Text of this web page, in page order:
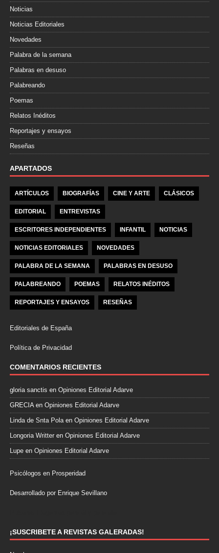
Noticias
Noticias Editoriales
Novedades
Palabra de la semana
Palabras en desuso
Palabreando
Poemas
Relatos Inéditos
Reportajes y ensayos
Reseñas
APARTADOS
ARTÍCULOS BIOGRAFÍAS CINE Y ARTE CLÁSICOS
EDITORIAL ENTREVISTAS
ESCRITORES INDEPENDIENTES INFANTIL NOTICIAS
NOTICIAS EDITORIALES NOVEDADES
PALABRA DE LA SEMANA PALABRAS EN DESUSO
PALABREANDO POEMAS RELATOS INÉDITOS
REPORTAJES Y ENSAYOS RESEÑAS
Editoriales de España
Política de Privacidad
COMENTARIOS RECIENTES
gloria sanctis en Opiniones Editorial Adarve
GRECIA en Opiniones Editorial Adarve
Linda de Snta Pola en Opiniones Editorial Adarve
Longoria Writter en Opiniones Editorial Adarve
Lupe en Opiniones Editorial Adarve
Psicólogos en Prosperidad
Desarrollado por Enrique Sevillano
¡SUSCRIBETE A REVISTAS GALERADAS!